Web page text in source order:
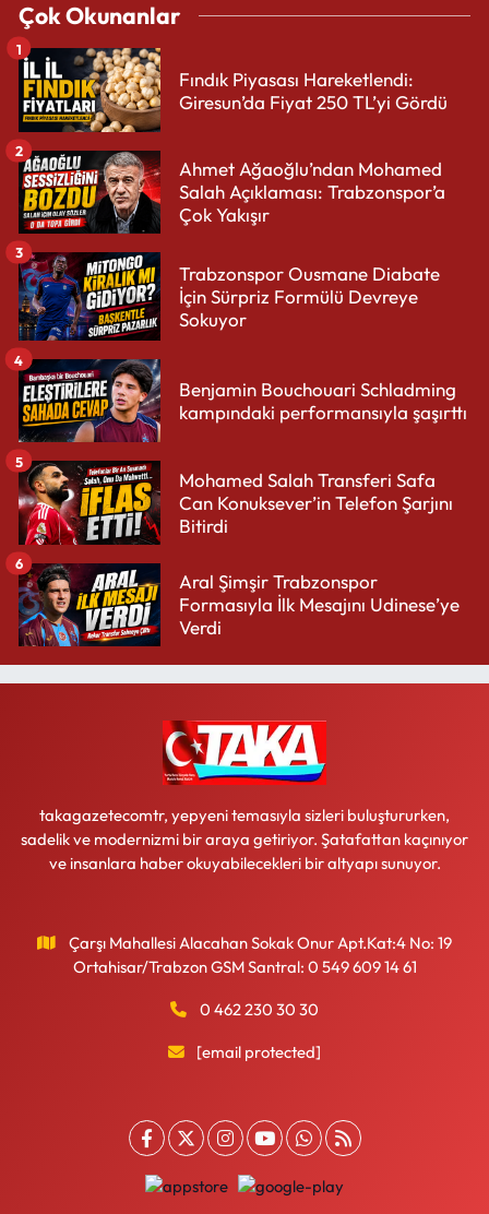
Çok Okunanlar
Fındık Piyasası Hareketlendi:
Giresun’da Fiyat 250 TL’yi Gördü
1
Ahmet Ağaoğlu’ndan Mohamed
Salah Açıklaması: Trabzonspor’a
Çok Yakışır
2
Trabzonspor Ousmane Diabate
İçin Sürpriz Formülü Devreye
Sokuyor
3
Benjamin Bouchouari Schladming
kampındaki performansıyla şaşırttı
4
Mohamed Salah Transferi Safa
Can Konuksever’in Telefon Şarjını
Bitirdi
5
Aral Şimşir Trabzonspor
Formasıyla İlk Mesajını Udinese’ye
Verdi
6
takagazetecomtr, yepyeni temasıyla sizleri buluştururken,
sadelik ve modernizmi bir araya getiriyor. Şatafattan kaçınıyor
ve insanlara haber okuyabilecekleri bir altyapı sunuyor.
Çarşı Mahallesi Alacahan Sokak Onur Apt.Kat:4 No: 19
Ortahisar/Trabzon GSM Santral: 0 549 609 14 61
0 462 230 30 30
[email protected]